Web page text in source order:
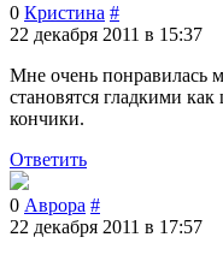
0 Кристина #
22 декабря 2011 в 15:37
Мне очень понравилась
становятся гладкими
кончики.
Ответить
0 Аврора #
22 декабря 2011 в 17:57